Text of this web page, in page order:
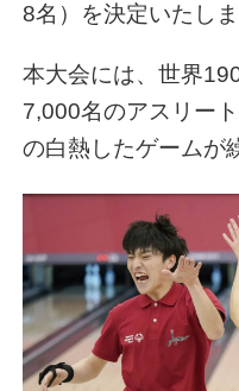
8名）を決定いたしま
本大会には、世界
7,000名のアスリー
の白熱したゲームが